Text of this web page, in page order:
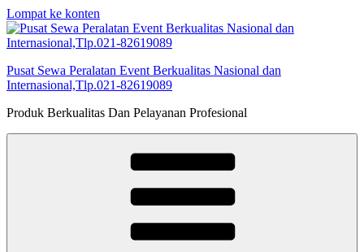
Lompat ke konten
Pusat Sewa Peralatan Event Berkualitas Nasional dan
Internasional,Tlp.021-82619089
Produk Berkualitas Dan Pelayanan Profesional